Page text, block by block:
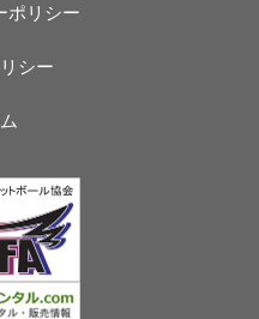
ポリシー
シー